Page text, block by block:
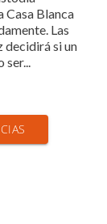
Casa Blanca
Las
decidirá si un
ser...